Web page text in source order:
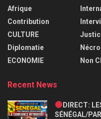
Afrique
Contribution
CULTURE
Diplomatie
ECONOMIE
Non
Recent News
DIRECT:
SÉNÉGAL/